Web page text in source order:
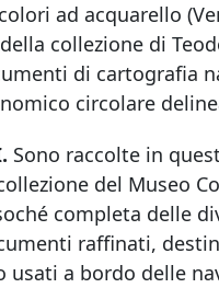
ad acquarello
collezione di
di cartografia
circolare
Sono raccolte in
del Museo
completa delle
raffinati,
usati a bordo delle